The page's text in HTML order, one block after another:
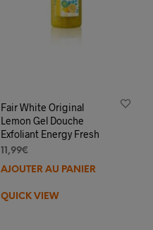
Fair White Original
Lemon Gel Douche
Exfoliant Energy Fresh
11,99€
AJOUTER AU PANIER
QUICK VIEW